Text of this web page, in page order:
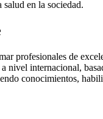
en la sociedad.
profesionales de
nivel internacional,
conocimientos,